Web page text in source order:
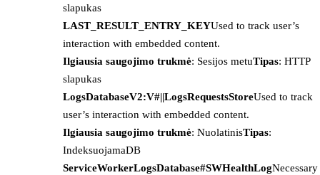
slapukas
LAST_RESULT_ENTRY_KEYUsed to track user’s
interaction with embedded content.
Ilgiausia saugojimo trukmė: Sesijos metuTipas: HTTP
slapukas
LogsDatabaseV2:V#||LogsRequestsStoreUsed to track
user’s interaction with embedded content.
Ilgiausia saugojimo trukmė: NuolatinisTipas:
IndeksuojamaDB
ServiceWorkerLogsDatabase#SWHealthLogNecessary